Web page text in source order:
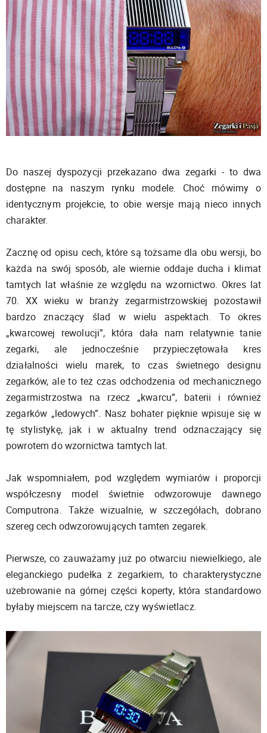
Do naszej dyspozycji przekazano dwa zegarki - to dwa
dostępne na naszym rynku modele. Choć mówimy o
identycznym projekcie, to obie wersje mają nieco innych
charakter.
Zacznę od opisu cech, które są tożsame dla obu wersji, bo
każda na swój sposób, ale wiernie oddaje ducha i klimat
tamtych lat właśnie ze względu na wzornictwo. Okres lat
70. XX wieku w branży zegarmistrzowskiej pozostawił
bardzo znaczący ślad w wielu aspektach. To okres
„kwarcowej rewolucji”, która dała nam relatywnie tanie
zegarki, ale jednocześnie przypieczętowała kres
działalności wielu marek, to czas świetnego designu
zegarków, ale to też czas odchodzenia od mechanicznego
zegarmistrzostwa na rzecz „kwarcu”, baterii i również
zegarków „ledowych”. Nasz bohater pięknie wpisuje się w
tę stylistykę, jak i w aktualny trend odznaczający się
powrotem do wzornictwa tamtych lat.
Jak wspomniałem, pod względem wymiarów i proporcji
współczesny model świetnie odwzorowuje dawnego
Computrona. Także wizualnie, w szczegółach, dobrano
szereg cech odwzorowujących tamten zegarek.
Pierwsze, co zauważamy już po otwarciu niewielkiego, ale
eleganckiego pudełka z zegarkiem, to charakterystyczne
użebrowanie na górnej części koperty, która standardowo
byłaby miejscem na tarcze, czy wyświetlacz.